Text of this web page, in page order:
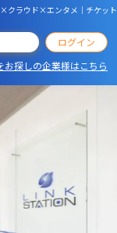
ラウド×エンタメ｜チケッ
ログイン
お探しの企業様はこちら